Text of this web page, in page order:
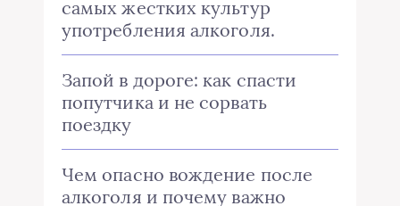
самых жестких культур
употребления алкоголя.
Запой в дороге: как спасти
попутчика и не сорвать
поездку
Чем опасно вождение после
алкоголя и почему важно